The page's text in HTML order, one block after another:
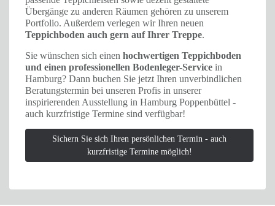
Übergänge zu anderen Räumen gehören zu unserem
Portfolio. Außerdem verlegen wir Ihren neuen
Teppichboden auch gern auf Ihrer Treppe.
Sie wünschen sich einen hochwertigen Teppichboden
und einen professionellen Bodenleger-Service in
Hamburg? Dann buchen Sie jetzt Ihren unverbindlichen
Beratungstermin bei unseren Profis in unserer
inspirierenden Ausstellung in Hamburg Poppenbüttel -
auch kurzfristige Termine sind verfügbar!
Sichern Sie sich Ihren persönlichen Termin - auch
kurzfristige Termine möglich!